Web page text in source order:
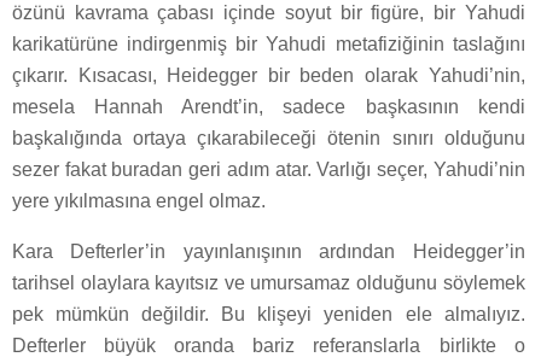
özünü kavrama çabası içinde soyut bir figüre, bir Yahudi
karikatürüne indirgenmiş bir Yahudi metafiziğinin taslağını
çıkarır. Kısacası, Heidegger bir beden olarak Yahudi’nin,
mesela Hannah Arendt’in, sadece başkasının kendi
başkalığında ortaya çıkarabileceği ötenin sınırı olduğunu
sezer fakat buradan geri adım atar. Varlığı seçer, Yahudi’nin
yere yıkılmasına engel olmaz.
Kara Defterler’in yayınlanışının ardından Heidegger’in
tarihsel olaylara kayıtsız ve umursamaz olduğunu söylemek
pek mümkün değildir. Bu klişeyi yeniden ele almalıyız.
Defterler büyük oranda bariz referanslarla birlikte o